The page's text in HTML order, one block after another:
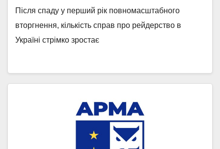
Після спаду у перший рік повномасштабного
вторгнення, кількість справ про рейдерство в
Україні стрімко зростає